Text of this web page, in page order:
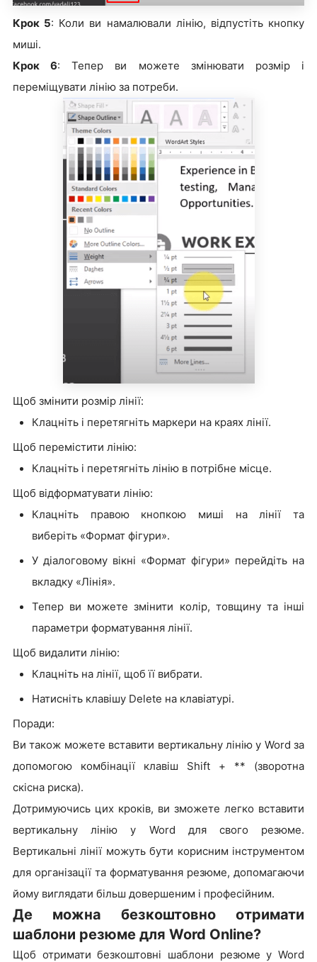
Крок 5: Коли ви намалювали лінію, відпустіть кнопку
миші.
Крок 6: Тепер ви можете змінювати розмір і
переміщувати лінію за потреби.
Щоб змінити розмір лінії:
Клацніть і перетягніть маркери на краях лінії.
Щоб перемістити лінію:
Клацніть і перетягніть лінію в потрібне місце.
Щоб відформатувати лінію:
Клацніть правою кнопкою миші на лінії та
виберіть «Формат фігури».
У діалоговому вікні «Формат фігури» перейдіть на
вкладку «Лінія».
Тепер ви можете змінити колір, товщину та інші
параметри форматування лінії.
Щоб видалити лінію:
Клацніть на лінії, щоб її вибрати.
Натисніть клавішу Delete на клавіатурі.
Поради:
Ви також можете вставити вертикальну лінію у Word за
допомогою комбінації клавіш Shift + ** (зворотна
скісна риска).
Дотримуючись цих кроків, ви зможете легко вставити
вертикальну лінію у Word для свого резюме.
Вертикальні лінії можуть бути корисним інструментом
для організації та форматування резюме, допомагаючи
йому виглядати більш довершеним і професійним.
Де можна безкоштовно отримати
шаблони резюме для Word Online?
Щоб отримати безкоштовні шаблони резюме у Word